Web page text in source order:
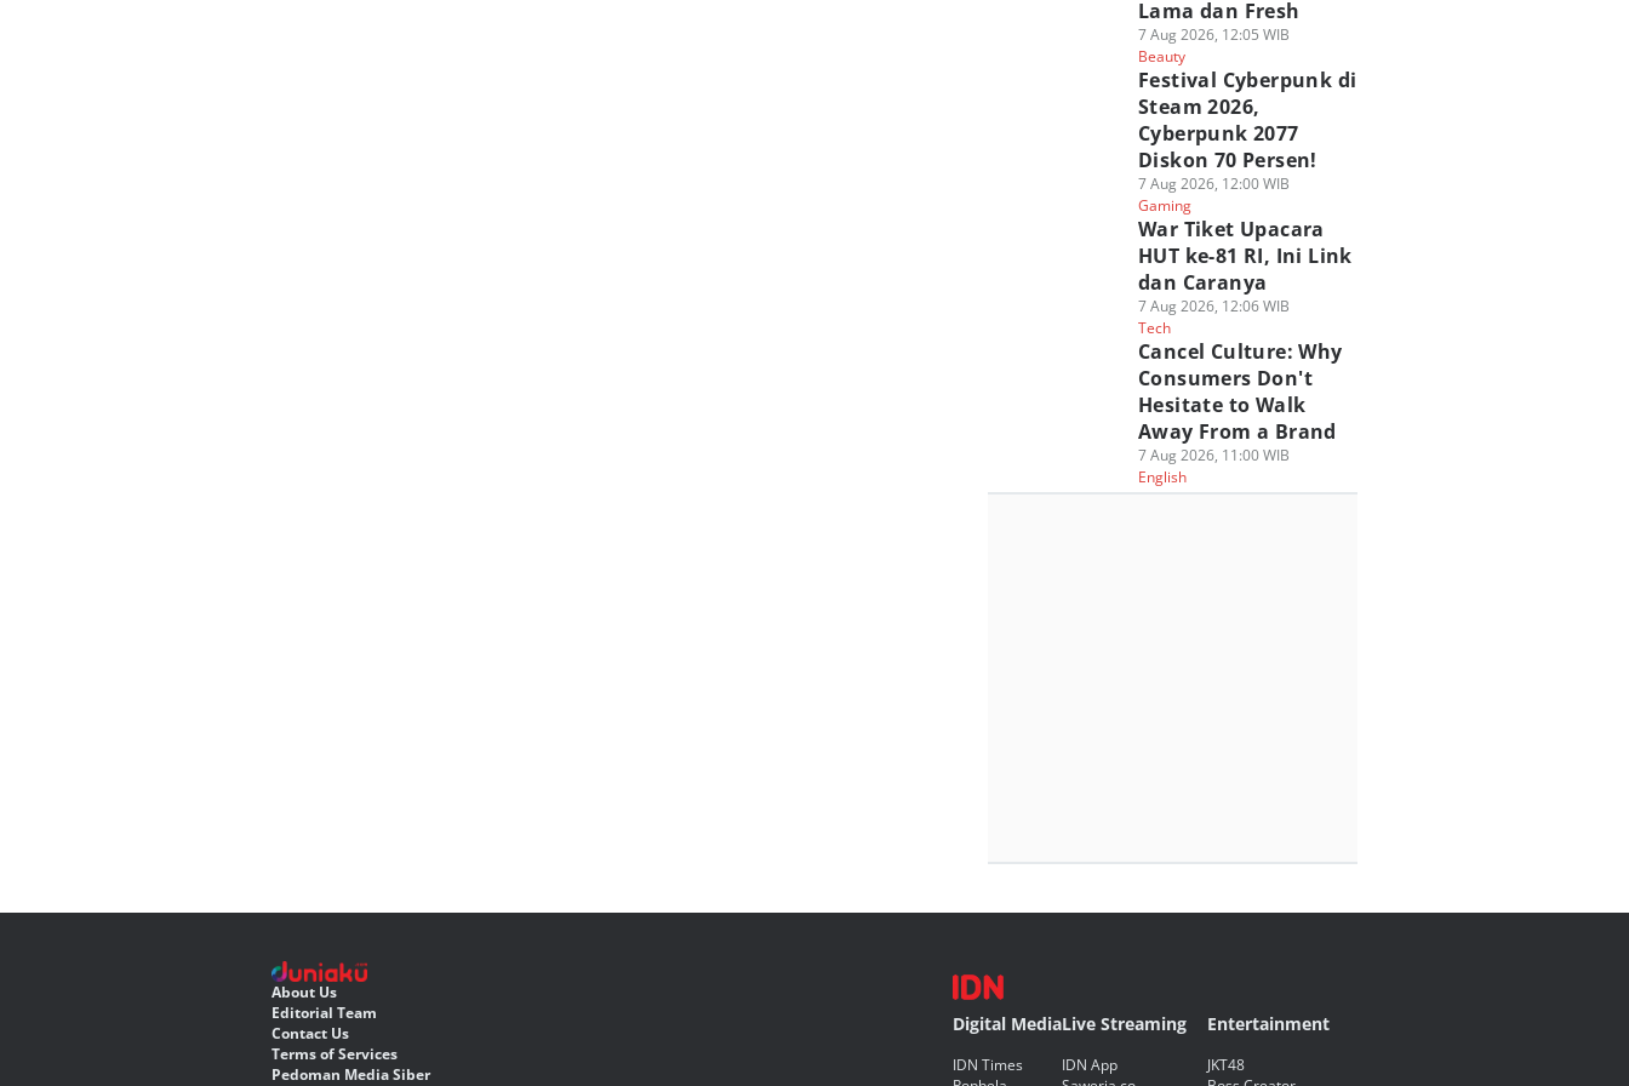
Lama dan Fresh
7 Aug 2026, 12:05 WIB
Beauty
Festival Cyberpunk di
Steam 2026,
Cyberpunk 2077
Diskon 70 Persen!
7 Aug 2026, 12:00 WIB
Gaming
War Tiket Upacara
HUT ke-81 RI, Ini Link
dan Caranya
7 Aug 2026, 12:06 WIB
Tech
Cancel Culture: Why
Consumers Don't
Hesitate to Walk
Away From a Brand
7 Aug 2026, 11:00 WIB
English
About Us
Editorial Team
Contact Us
Terms of Services
Pedoman Media Siber
Digital Media
IDN Times
Live Streaming
IDN App
Entertainment
JKT48